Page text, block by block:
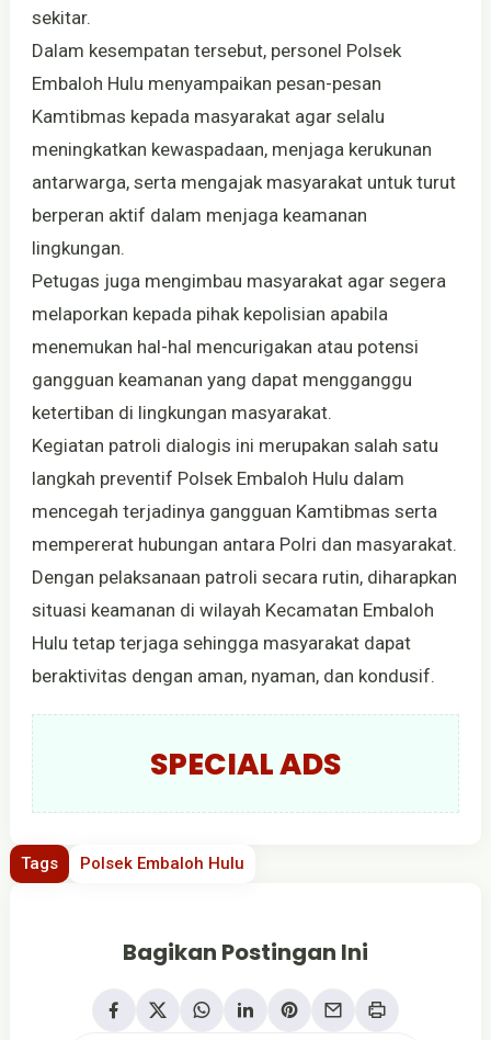
sekitar.
Dalam kesempatan tersebut, personel Polsek
Embaloh Hulu menyampaikan pesan-pesan
Kamtibmas kepada masyarakat agar selalu
meningkatkan kewaspadaan, menjaga kerukunan
antarwarga, serta mengajak masyarakat untuk turut
berperan aktif dalam menjaga keamanan
lingkungan.
Petugas juga mengimbau masyarakat agar segera
melaporkan kepada pihak kepolisian apabila
menemukan hal-hal mencurigakan atau potensi
gangguan keamanan yang dapat mengganggu
ketertiban di lingkungan masyarakat.
Kegiatan patroli dialogis ini merupakan salah satu
langkah preventif Polsek Embaloh Hulu dalam
mencegah terjadinya gangguan Kamtibmas serta
mempererat hubungan antara Polri dan masyarakat.
Dengan pelaksanaan patroli secara rutin, diharapkan
situasi keamanan di wilayah Kecamatan Embaloh
Hulu tetap terjaga sehingga masyarakat dapat
beraktivitas dengan aman, nyaman, dan kondusif.
SPECIAL ADS
Tags Polsek Embaloh Hulu
Bagikan Postingan Ini